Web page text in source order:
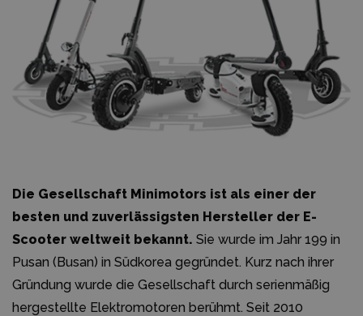
Die Gesellschaft Minimotors ist als einer der
besten und zuverlässigsten Hersteller der E-
Scooter weltweit bekannt. Sie wurde im Jahr 199 in
Pusan (Busan) in Südkorea gegründet. Kurz nach ihrer
Gründung wurde die Gesellschaft durch serienmäßig
hergestellte Elektromotoren berühmt. Seit 2010